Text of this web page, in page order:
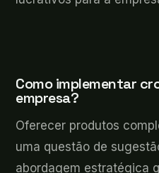
Como implementar
empresa?
Oferecer produtos
uma questão de
abordagem estratégica